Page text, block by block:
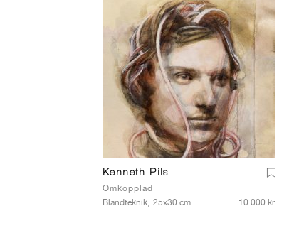
Kenneth Pils
Omkopplad
Blandteknik, 25x30 cm 10 000 kr